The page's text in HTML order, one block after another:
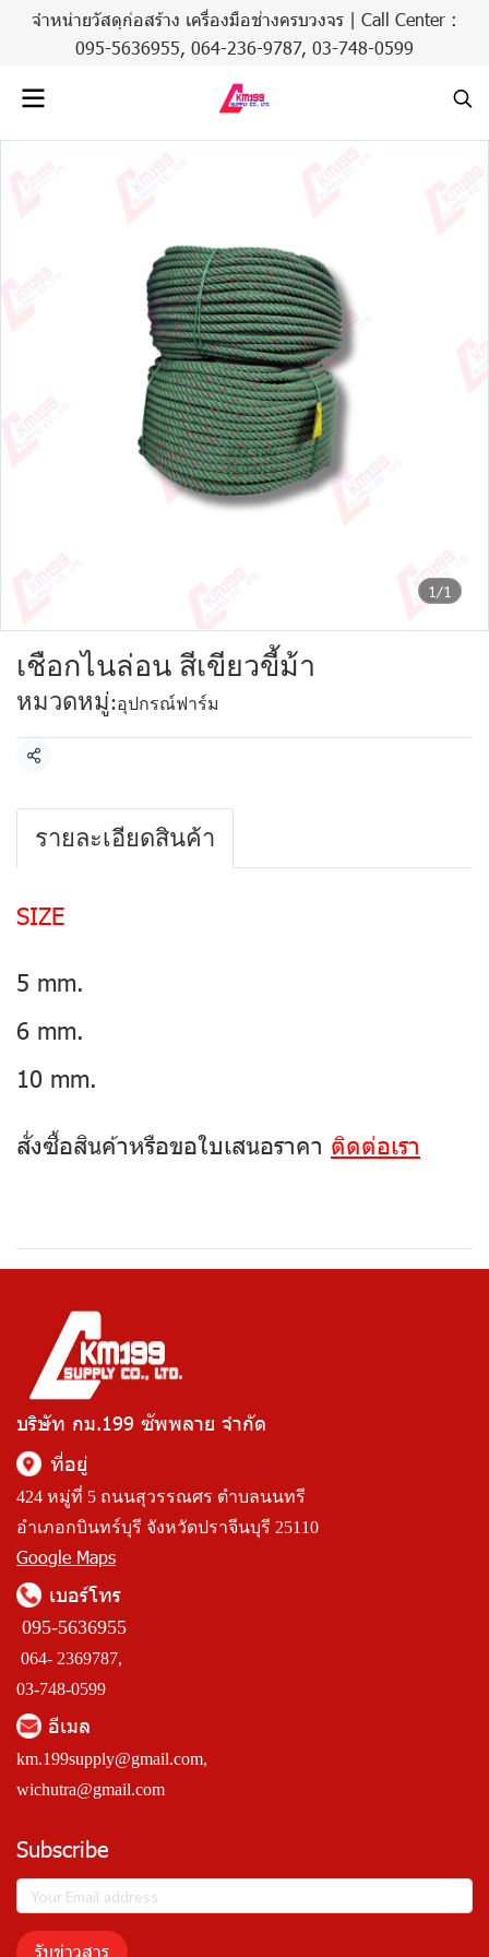
จำหน่ายวัสดุก่อสร้าง เครื่องมือช่างครบวงจร | Call Center :
095-5636955, 064-236-9787, 03-748-0599
1/1
เชือกไนล่อน สีเขียวขี้ม้า
หมวดหมู่:อุปกรณ์ฟาร์ม
แชร์
รายละเอียดสินค้า
SIZE
5 mm.
6 mm.
10 mm.
สั่งซื้อสินค้าหรือขอใบเสนอราคา ติดต่อเรา
บริษัท กม.199 ซัพพลาย จำกัด
ที่อยู่
424 หมู่ที่ 5 ถนนสุวรรณศร ตำบลนนทรี
อำเภอกบินทร์บุรี จังหวัดปราจีนบุรี 25110
Google Maps
เบอร์โทร
095-5636955
064- 2369787,
03-748-0599
อีเมล
km.199supply@gmail.com,
wichutra@gmail.com
Subscribe
รับข่าวสาร